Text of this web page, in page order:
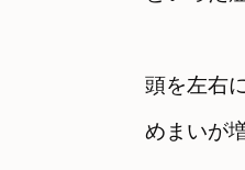
頭を左右
めまいが